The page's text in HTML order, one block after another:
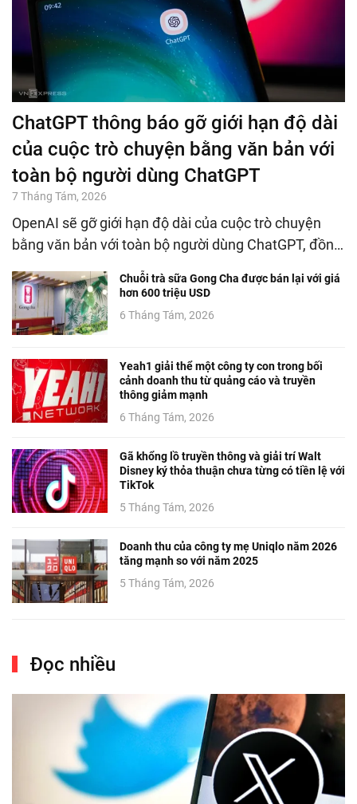
ChatGPT thông báo gỡ giới hạn độ dài
của cuộc trò chuyện bằng văn bản với
toàn bộ người dùng ChatGPT
7 Tháng Tám, 2026
OpenAI sẽ gỡ giới hạn độ dài của cuộc trò chuyện
bằng văn bản với toàn bộ người dùng ChatGPT, đồn…
Chuỗi trà sữa Gong Cha được bán lại với giá
hơn 600 triệu USD
6 Tháng Tám, 2026
Yeah1 giải thể một công ty con trong bối
cảnh doanh thu từ quảng cáo và truyền
thông giảm mạnh
6 Tháng Tám, 2026
Gã khổng lồ truyền thông và giải trí Walt
Disney ký thỏa thuận chưa từng có tiền lệ với
TikTok
5 Tháng Tám, 2026
Doanh thu của công ty mẹ Uniqlo năm 2026
tăng mạnh so với năm 2025
5 Tháng Tám, 2026
Đọc nhiều